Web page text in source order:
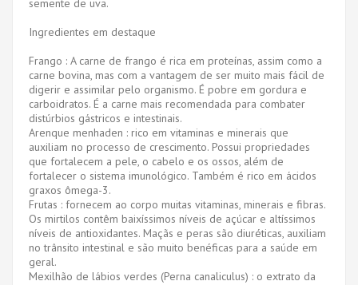
semente de uva.
Ingredientes em destaque
Frango : A carne de frango é rica em proteínas, assim como a
carne bovina, mas com a vantagem de ser muito mais fácil de
digerir e assimilar pelo organismo. É pobre em gordura e
carboidratos. É a carne mais recomendada para combater
distúrbios gástricos e intestinais.
Arenque menhaden : rico em vitaminas e minerais que
auxiliam no processo de crescimento. Possui propriedades
que fortalecem a pele, o cabelo e os ossos, além de
fortalecer o sistema imunológico. Também é rico em ácidos
graxos ômega-3.
Frutas : fornecem ao corpo muitas vitaminas, minerais e fibras.
Os mirtilos contêm baixíssimos níveis de açúcar e altíssimos
níveis de antioxidantes. Maçãs e peras são diuréticas, auxiliam
no trânsito intestinal e são muito benéficas para a saúde em
geral.
Mexilhão de lábios verdes (Perna canaliculus) : o extrato da